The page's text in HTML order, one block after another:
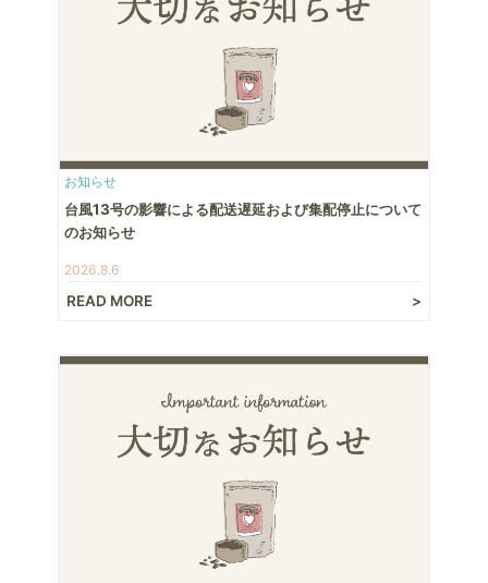
お知らせ
台風13号の影響による配送遅延および集配停止について
のお知らせ
2026.8.6
READ MORE